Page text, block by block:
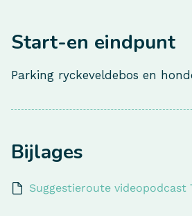
Start-en eindpunt
Parking ryckeveldebos en
Bijlages
Suggestieroute videopodcast